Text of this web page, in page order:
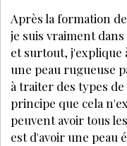
Après la formation
je suis vraiment
et surtout, j'explique
une peau rugueuse
à traiter des types
principe que cela
peuvent avoir tous
est d'avoir une peau